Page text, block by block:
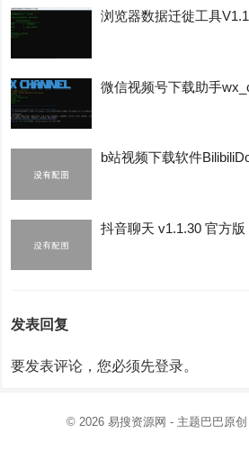
浏览器数据迁徙工具V1.1
微信视频号下载助手
b站视频下载软件
抖音聊天 v1.1.30 官方版
发表回复
要发表评论，您必须先登录。
© 2026易搜资源网 - 主题巴巴原